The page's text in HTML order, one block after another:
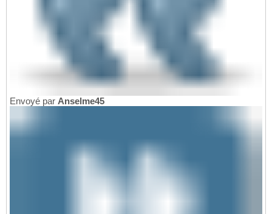
Envoyé par Anselme45